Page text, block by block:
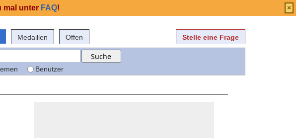
Medaillen Offen Stelle eine Frage
Benutzer
mal unter FAQ! ×